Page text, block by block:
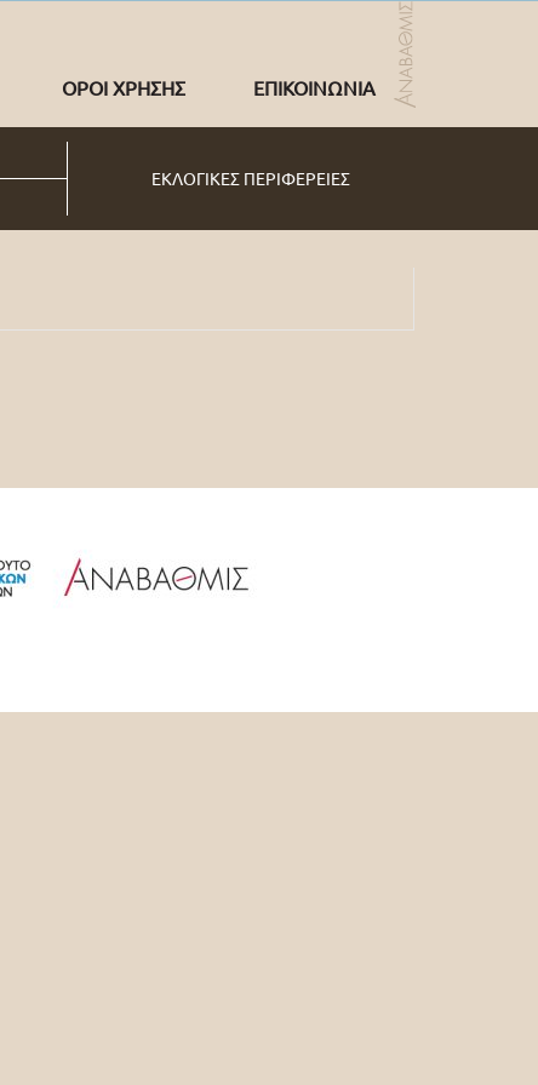
ΟΡΟΙ ΧΡΗΣΗΣ ΕΠΙΚΟΙΝΩΝΙΑ
ΕΚΛΟΓΙΚΕΣ ΠΕΡΙΦΕΡΕΙΕΣ